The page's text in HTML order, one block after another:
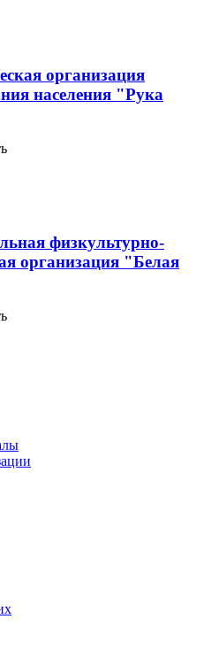
организация
населения "Рука
физкультурно-
организация "Белая